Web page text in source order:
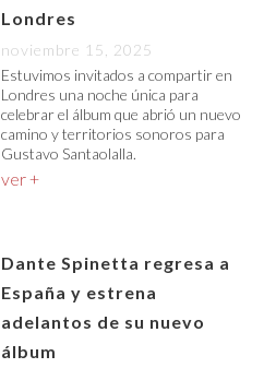
Londres
noviembre 15, 2025
Estuvimos invitados a compartir en
Londres una noche única para
celebrar el álbum que abrió un nuevo
camino y territorios sonoros para
Gustavo Santaolalla.
ver +
Dante Spinetta regresa a
España y estrena
adelantos de su nuevo
álbum